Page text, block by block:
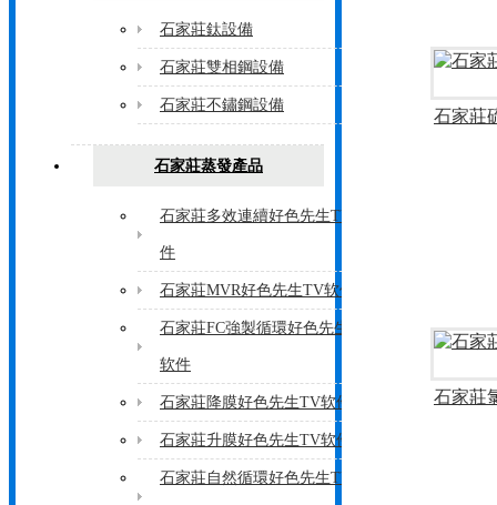
石家莊鈦設備
石家莊雙相鋼設備
石家莊不鏽鋼設備
石家莊蒸發產品
石家莊多效連續好色先生TV软
件
石家莊MVR好色先生TV软件
石家莊FC強製循環好色先生TV
软件
石家莊降膜好色先生TV软件
石家莊升膜好色先生TV软件
石家莊自然循環好色先生TV软
石家莊
石家莊